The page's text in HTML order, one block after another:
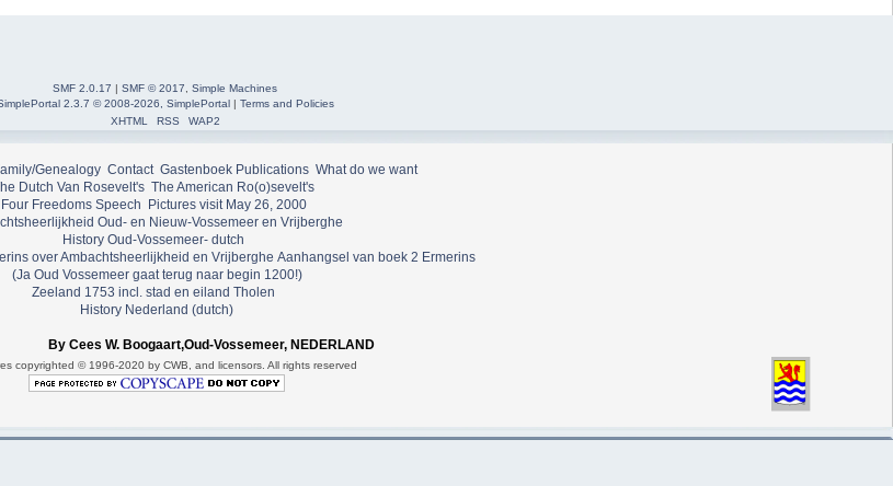
SMF 2.0.17 | SMF © 2017
Simple Machines
2.3.7 © 2008-2026, SimplePortal| Terms and Policies
XHTML
RSS WAP2
Genealogy Contact Gastenboek Publications What do we want
Dutch Van Rosevelt's The American Ro(o)sevelt's
Four Freedoms Speech Pictures visit May 26, 2000
Oud- en Nieuw-Vossemeer en Vrijberghe
History Oud-Vossemeer- dutch
over Ambachtsheerlijkheid en Vrijberghe Aanhangsel van boek 2 Ermerins
(Ja Oud Vossemeer gaat terug naar begin 1200!)
Zeeland 1753 incl. stad en eiland Tholen
History Nederland (dutch)
By Cees W. Boogaart,Oud-Vossemeer, NEDERLAND
copyrighted © 1996-2020 by CWB, and licensors. All rights reserved